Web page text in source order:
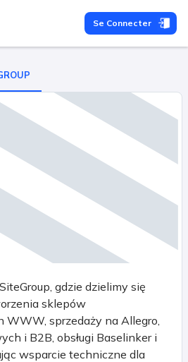
Se Connecter
gdzie dzielimy się
sklepów
sprzedaży na Allegro,
i B2B, obsługi Baselinker i
wsparcie techniczne dla